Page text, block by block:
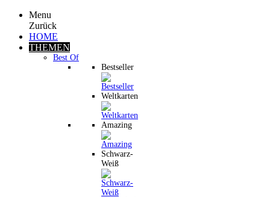
Menu
Zurück
HOME
THEMEN
Best Of
Bestseller
Weltkarten
Amazing
Schwarz-
Weiß